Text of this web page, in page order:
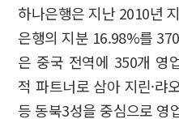
하나은행은 지난 2010년
은행의 지분 16.98%를
은 중국 전역에 350개 영
적 파트너로 삼아 지린·랴
등 동북3성을 중심으로 영